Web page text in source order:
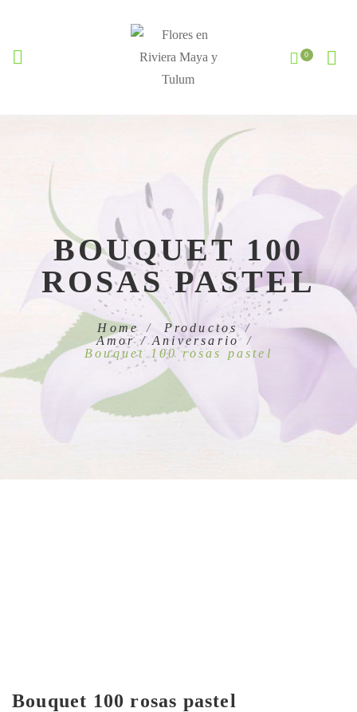
BOUQUET 100
ROSAS PASTEL
Home
Productos
Amor / Aniversario
Bouquet 100 rosas pastel
Bouquet 100 rosas pastel